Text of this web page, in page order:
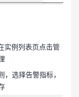
实例列表页点击管
选择告警指标，